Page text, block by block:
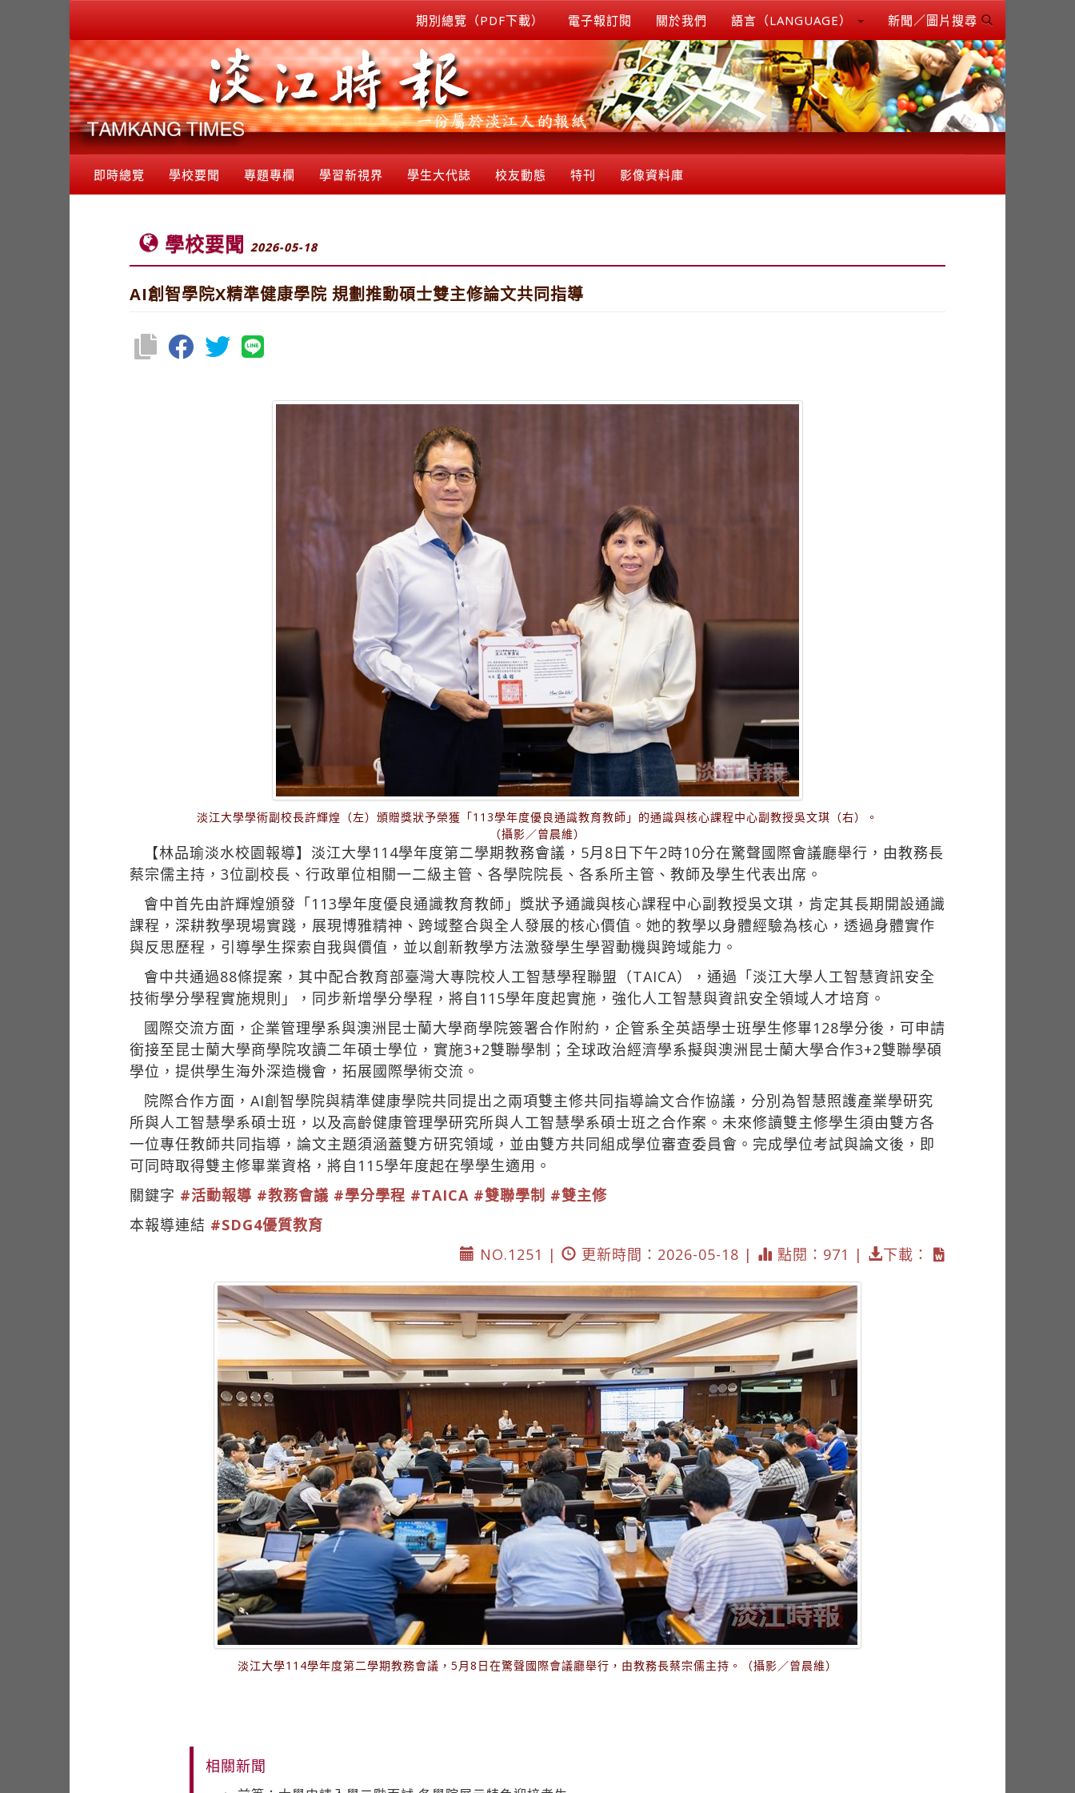
期別總覽（PDF下載） 電子報訂閱 關於我們 語言（LANGUAGE） 新聞／圖片搜尋
即時總覽 學校要聞 專題專欄 學習新視界 學生大代誌 校友動態 特刊 影像資料庫
學校要聞 2026-05-18
AI創智學院X精準健康學院 規劃推動碩士雙主修論文共同指導
淡江大學學術副校長許輝煌（左）頒贈獎狀予榮獲「113學年度優良通識教育教師」的通識與核心課程中心副教授吳文琪（右）。
（攝影／曾晨維）
【林品瑜淡水校園報導】淡江大學114學年度第二學期教務會議，5月8日下午2時10分在驚聲國際會議廳舉行，由教務長
蔡宗儒主持，3位副校長、行政單位相關一二級主管、各學院院長、各系所主管、教師及學生代表出席。
會中首先由許輝煌頒發「113學年度優良通識教育教師」獎狀予通識與核心課程中心副教授吳文琪，肯定其長期開設通識
課程，深耕教學現場實踐，展現博雅精神、跨域整合與全人發展的核心價值。她的教學以身體經驗為核心，透過身體實作
與反思歷程，引導學生探索自我與價值，並以創新教學方法激發學生學習動機與跨域能力。
會中共通過88條提案，其中配合教育部臺灣大專院校人工智慧學程聯盟（TAICA），通過「淡江大學人工智慧資訊安全
技術學分學程實施規則」，同步新增學分學程，將自115學年度起實施，強化人工智慧與資訊安全領域人才培育。
國際交流方面，企業管理學系與澳洲昆士蘭大學商學院簽署合作附約，企管系全英語學士班學生修畢128學分後，可申請
銜接至昆士蘭大學商學院攻讀二年碩士學位，實施3+2雙聯學制；全球政治經濟學系擬與澳洲昆士蘭大學合作3+2雙聯學碩
學位，提供學生海外深造機會，拓展國際學術交流。
院際合作方面，AI創智學院與精準健康學院共同提出之兩項雙主修共同指導論文合作協議，分別為智慧照護產業學研究
所與人工智慧學系碩士班，以及高齡健康管理學研究所與人工智慧學系碩士班之合作案。未來修讀雙主修學生須由雙方各
一位專任教師共同指導，論文主題須涵蓋雙方研究領域，並由雙方共同組成學位審查委員會。完成學位考試與論文後，即
可同時取得雙主修畢業資格，將自115學年度起在學學生適用。
關鍵字 #活動報導 #教務會議 #學分學程 #TAICA #雙聯學制 #雙主修
本報導連結 #SDG4優質教育
NO.1251 |
更新時間：2026-05-18 | 點閱：971 | 下載：
淡江大學114學年度第二學期教務會議，5月8日在驚聲國際會議廳舉行，由教務長蔡宗儒主持。（攝影／曾晨維）
相關新聞